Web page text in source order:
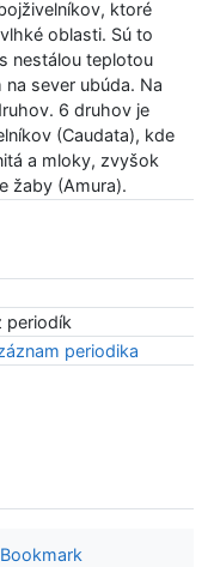
ktoré
oblasti. Sú to
nestálou teplotou
sever ubúda. Na
6 druhov je
(Caudata), kde
a mloky, zvyšok
žaby (Amura).
periodík
periodika
Bookmark